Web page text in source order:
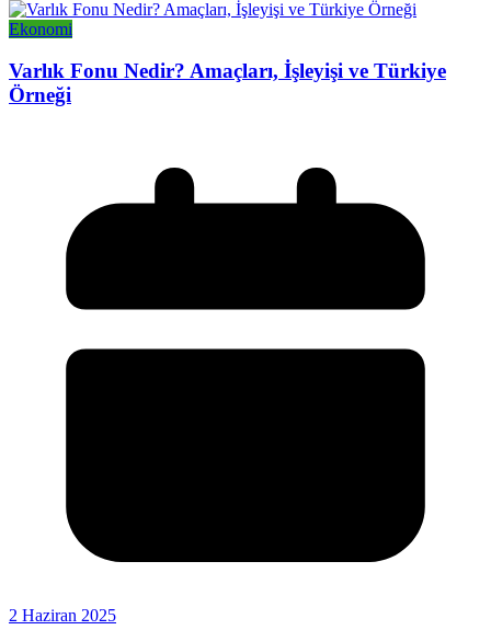
Ekonomi
Varlık Fonu Nedir? Amaçları, İşleyişi ve Türkiye
Örneği
2 Haziran 2025